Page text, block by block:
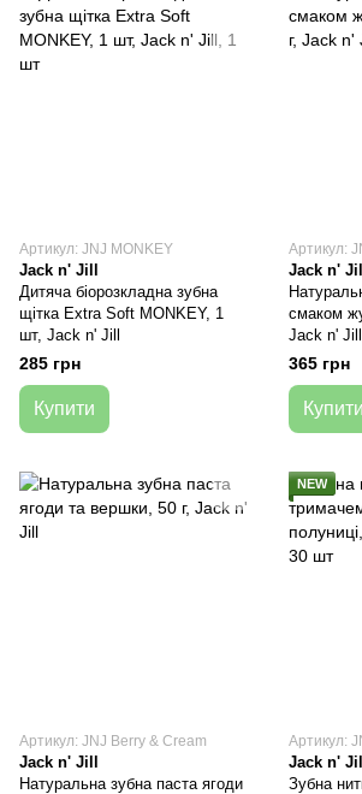
Артикул: JNJ MONKEY
Jack n' Jill
Дитяча біорозкладна зубна
щітка Extra Soft MONKEY, 1
шт, Jack n' Jill
285 грн
Купити
Артикул:
Jack n' Jill
смаком
Jack n' Jill
365 грн
Купити
Артикул: JNJ Berry & Cream
Jack n' Jill
Натуральна зубна паста ягоди
NEW
Артикул:
Jack n' Jill
Зубна